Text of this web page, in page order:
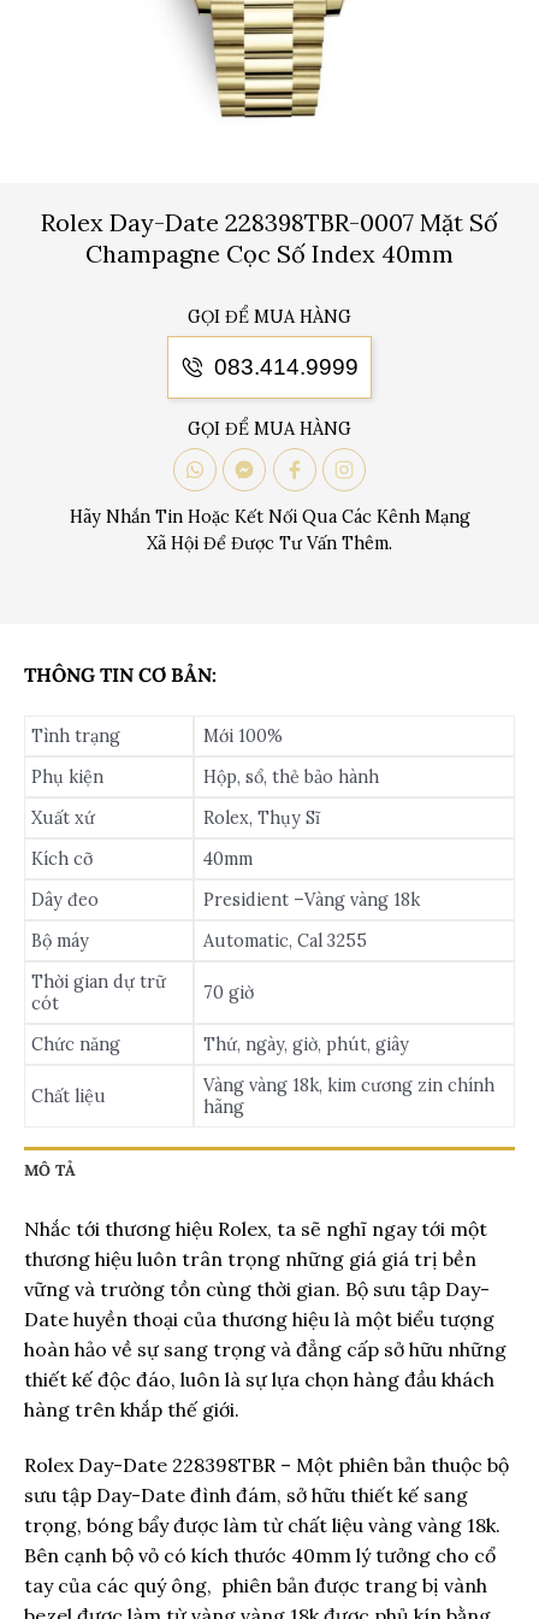
Rolex Day-Date 228398TBR-0007 Mặt Số
Champagne Cọc Số Index 40mm
GỌI ĐỂ MUA HÀNG
083.414.9999
GỌI ĐỂ MUA HÀNG
Hãy Nhắn Tin Hoặc Kết Nối Qua Các Kênh Mạng
Xã Hội Để Được Tư Vấn Thêm.
MÔ TẢ
Nhắc tới thương hiệu Rolex, ta sẽ nghĩ ngay tới một
thương hiệu luôn trân trọng những giá giá trị bền
vững và trường tồn cùng thời gian. Bộ sưu tập Day-
Date huyền thoại của thương hiệu là một biểu tượng
hoàn hảo về sự sang trọng và đẳng cấp sở hữu những
thiết kế độc đáo, luôn là sự lựa chọn hàng đầu khách
hàng trên khắp thế giới.
Rolex Day-Date 228398TBR – Một phiên bản thuộc bộ
sưu tập Day-Date đình đám, sở hữu thiết kế sang
trọng, bóng bẩy được làm từ chất liệu vàng vàng 18k.
Bên cạnh bộ vỏ có kích thước 40mm lý tưởng cho cổ
tay của các quý ông, phiên bản được trang bị vành
THÔNG TIN CƠ BẢN:
Tình trạng
Mới 100%
Phụ kiện
Hộp, sổ, thẻ bảo hành
Xuất xứ
Rolex, Thụy Sĩ
Kích cỡ
40mm
Dây đeo
Presidient –Vàng vàng 18k
Bộ máy
Automatic, Cal 3255
Thời gian dự trữ
cót
70 giờ
Chức năng Thứ, ngày, giờ, phút, giây
Chất liệu
Vàng vàng 18k, kim cương zin chính
hãng